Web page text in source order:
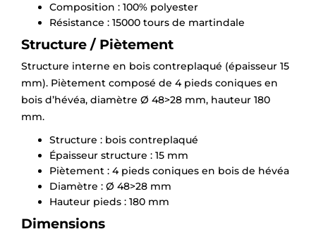
Composition : 100% polyester
Résistance : 15000 tours de martindale
Structure / Piètement
Structure interne en bois contreplaqué (épaisseur 15
mm). Piètement composé de 4 pieds coniques en
bois d’hévéa, diamètre Ø 48>28 mm, hauteur 180
mm.
Structure : bois contreplaqué
Épaisseur structure : 15 mm
Piètement : 4 pieds coniques en bois de hévéa
Diamètre : Ø 48>28 mm
Hauteur pieds : 180 mm
Dimensions